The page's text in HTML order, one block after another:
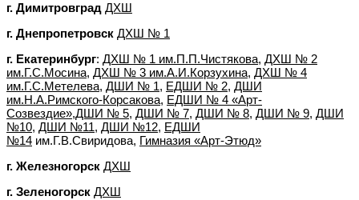
г. Димитровград ДХШ
г. Днепропетровск ДХШ № 1
г. Екатеринбург: ДХШ № 1 им.П.П.Чистякова, ДХШ № 2
им.Г.С.Мосина, ДХШ № 3 им.А.И.Корзухина, ДХШ № 4
им.Г.С.Метелева, ДШИ № 1, ЕДШИ № 2, ДШИ
им.Н.А.Римского-Корсакова, ЕДШИ № 4 «Арт-
Созвездие»,ДШИ № 5, ДШИ № 7, ДШИ № 8, ДШИ № 9, ДШИ
№10, ДШИ №11, ДШИ №12, ЕДШИ
№14 им.Г.В.Свиридова, Гимназия «Арт-Этюд»
г. Железногорск ДХШ
г. Зеленогорск ДХШ